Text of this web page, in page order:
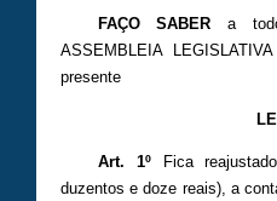
FAÇO SABERa
ASSEMBLEIA
presente
Art. 1º
Fica
duzentos e doze reais), a